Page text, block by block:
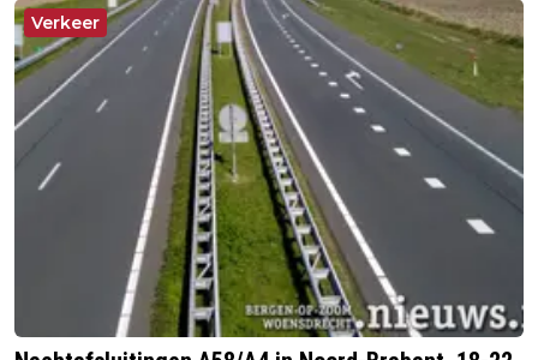
Verkeer